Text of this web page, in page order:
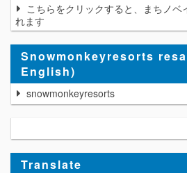
こちらをクリックすると、まちノベ
れます
Snowmonkeyresorts
English)
snowmonkeyresorts
Translate